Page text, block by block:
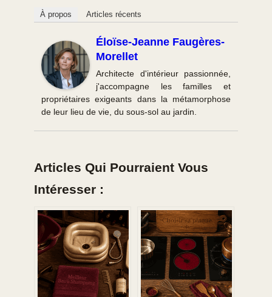
À propos Articles récents
Éloïse-Jeanne Faugères-
Morellet
Architecte d'intérieur passionnée,
j'accompagne les familles et
propriétaires exigeants dans la métamorphose
de leur lieu de vie, du sous-sol au jardin.
Articles Qui Pourraient Vous
Intéresser :